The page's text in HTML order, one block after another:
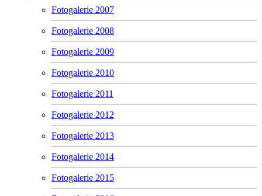
Fotogalerie 2007
Fotogalerie 2008
Fotogalerie 2009
Fotogalerie 2010
Fotogalerie 2011
Fotogalerie 2012
Fotogalerie 2013
Fotogalerie 2014
Fotogalerie 2015